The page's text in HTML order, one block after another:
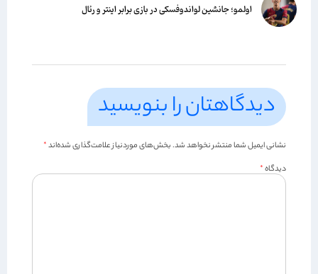
اولمو؛ جانشین لواندوفسکی در بازی برابر اینتر و رئال
دیدگاهتان را بنویسید
نشانی ایمیل شما منتشر نخواهد شد.بخش‌های موردنیاز علامت‌گذاری شده‌اند*
دیدگاه*